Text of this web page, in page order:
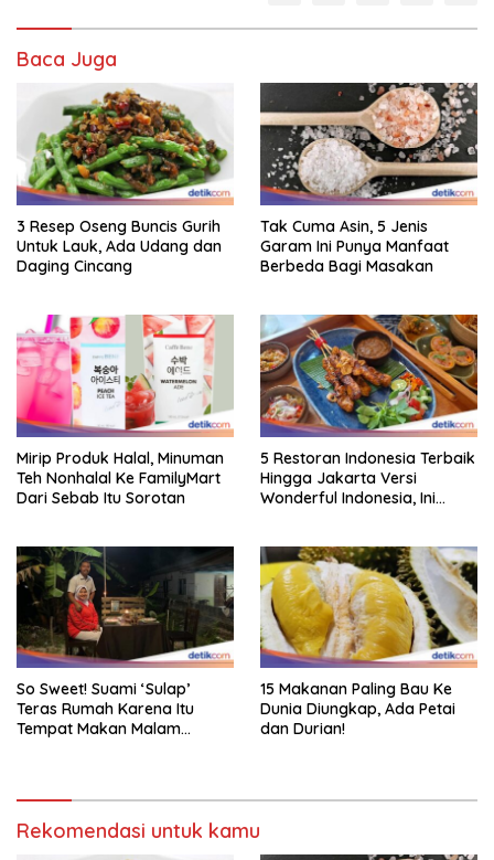
Baca Juga
3 Resep Oseng Buncis Gurih
Untuk Lauk, Ada Udang dan
Daging Cincang
Tak Cuma Asin, 5 Jenis
Garam Ini Punya Manfaat
Berbeda Bagi Masakan
Mirip Produk Halal, Minuman
Teh Nonhalal Ke FamilyMart
Dari Sebab Itu Sorotan
5 Restoran Indonesia Terbaik
Hingga Jakarta Versi
Wonderful Indonesia, Ini
So Sweet! Suami ‘Sulap’
Teras Rumah Karena Itu
Tempat Makan Malam
15 Makanan Paling Bau Ke
Dunia Diungkap, Ada Petai
dan Durian!
Rekomendasi untuk kamu